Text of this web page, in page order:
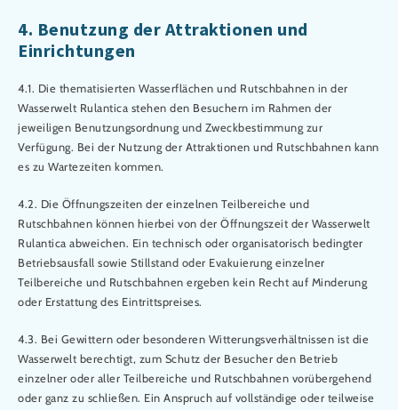
4. Benutzung der Attraktionen und
Einrichtungen
4.1. Die thematisierten Wasserflächen und Rutschbahnen in der
Wasserwelt Rulantica stehen den Besuchern im Rahmen der
jeweiligen Benutzungsordnung und Zweckbestimmung zur
Verfügung. Bei der Nutzung der Attraktionen und Rutschbahnen kann
es zu Wartezeiten kommen.
4.2. Die Öffnungszeiten der einzelnen Teilbereiche und
Rutschbahnen können hierbei von der Öffnungszeit der Wasserwelt
Rulantica abweichen. Ein technisch oder organisatorisch bedingter
Betriebsausfall sowie Stillstand oder Evakuierung einzelner
Teilbereiche und Rutschbahnen ergeben kein Recht auf Minderung
oder Erstattung des Eintrittspreises.
4.3. Bei Gewittern oder besonderen Witterungsverhältnissen ist die
Wasserwelt berechtigt, zum Schutz der Besucher den Betrieb
einzelner oder aller Teilbereiche und Rutschbahnen vorübergehend
oder ganz zu schließen. Ein Anspruch auf vollständige oder teilweise